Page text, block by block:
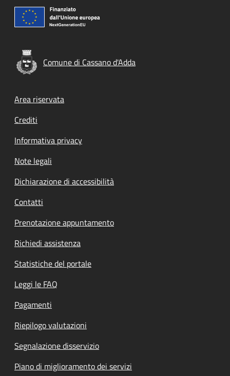
Comune di Cassano d'Adda
Footer menu
Area riservata
Crediti
Informativa privacy
Note legali
Dichiarazione di accessibilità
Contatti
Prenotazione appuntamento
Richiedi assistenza
Statistiche del portale
Leggi le FAQ
Pagamenti
Riepilogo valutazioni
Segnalazione disservizio
Piano di miglioramento dei servizi